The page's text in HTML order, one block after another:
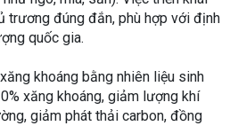
trương đúng đắn, phù hợp với định
quốc gia.
khoáng bằng nhiên liệu sinh
xăng khoáng, giảm lượng khí
giảm phát thải carbon, đồng